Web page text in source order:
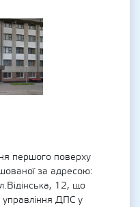
першого поверху
за адресою:
12, що
управління ДПС у